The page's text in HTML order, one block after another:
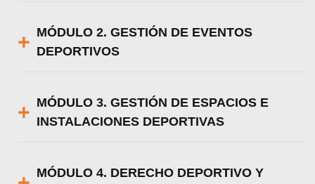
MÓDULO 2. GESTIÓN DE EVENTOS
DEPORTIVOS
MÓDULO 3. GESTIÓN DE ESPACIOS E
INSTALACIONES DEPORTIVAS
MÓDULO 4. DERECHO DEPORTIVO Y